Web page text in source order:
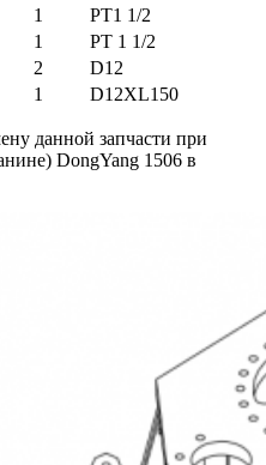
1
PT1 1/2
1
PT 1 1/2
2
D12
1 D12XL150
данной запчасти при
DongYang 1506 в